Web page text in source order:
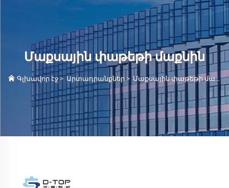
Մաքսային փաթեթի մաքնին
Գլխավոր էջ>Արտադրանքներ>Մաքսային փաթեթի մաքնին